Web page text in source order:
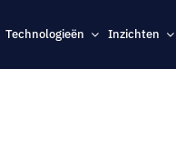
Technologieën Inzichten